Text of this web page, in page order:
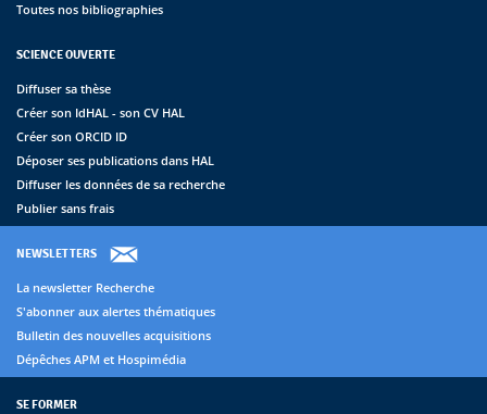
Toutes nos bibliographies
SCIENCE OUVERTE
Diffuser sa thèse
Créer son IdHAL - son CV HAL
Créer son ORCID ID
Déposer ses publications dans HAL
Diffuser les données de sa recherche
Publier sans frais
NEWSLETTERS
La newsletter Recherche
S'abonner aux alertes thématiques
Bulletin des nouvelles acquisitions
Dépêches APM et Hospimédia
SE FORMER